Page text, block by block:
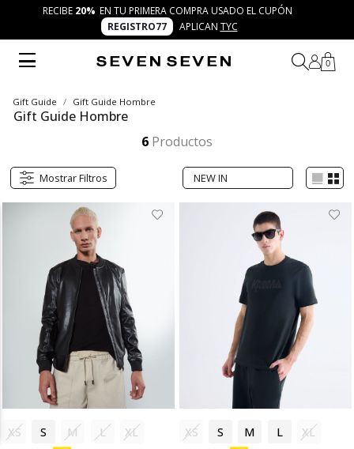
RECIBE 20% EN TU PRIMERA COMPRA USADO EL CUPÓN
REGISTRO77
APLICAN TYC
0
Gift Guide Gift Guide Hombre
Gift Guide Hombre
6 Productos
Mostrar Filtros
XS S M L XL XS S M L XL